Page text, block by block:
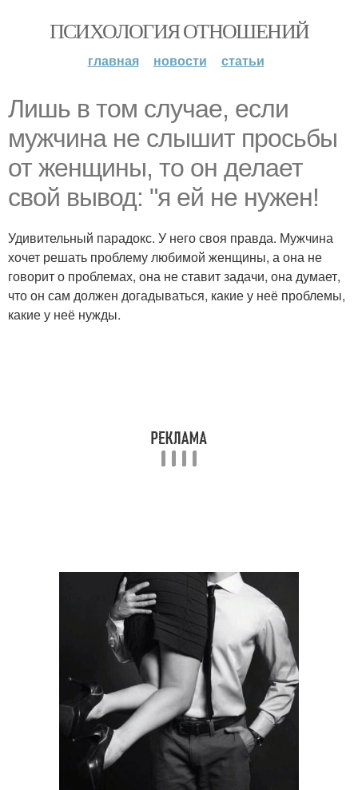
ПСИХОЛОГИЯ ОТНОШЕНИЙ
главная новости статьи
Лишь в том случае, если
мужчина не слышит просьбы
от женщины, то он делает
свой вывод: "я ей не нужен!
Удивительный парадокс. У него своя правда. Мужчина
хочет решать проблему любимой женщины, а она не
говорит о проблемах, она не ставит задачи, она думает,
что он сам должен догадываться, какие у неё проблемы,
какие у неё нужды.